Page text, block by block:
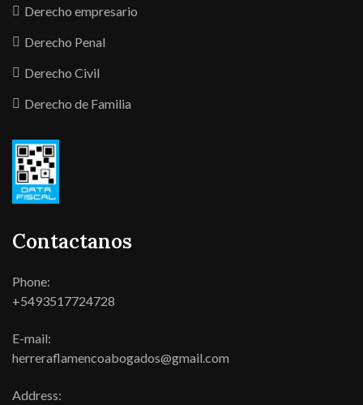
Derecho empresario
Derecho Penal
Derecho Civil
Derecho de Familia
Contactanos
Phone:
+5493517724728
E-mail:
herreraflamencoabogados@gmail.com
Address: